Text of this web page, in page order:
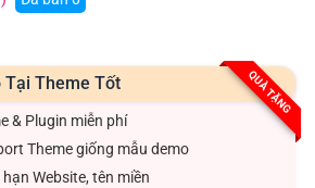
QUÀ TẶNG
Tại Theme Tốt
& Plugin miễn phí
Theme giống mẫu demo
Website, tên miền